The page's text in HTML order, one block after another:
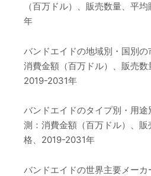
（百万ドル）、販売数量、平
年
バンドエイドの地域別・国別の
消費金額（百万ドル）、販売数
2019-2031年
バンドエイドのタイプ別・用
測：消費金額（百万ドル）、
格、2019-2031年
バンドエイドの世界主要メー